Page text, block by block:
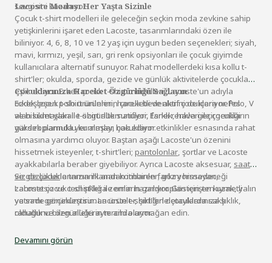
sevgisini kazanıyor.
Lacoste Modası Her Yaşta Sizinle
Çocuk t-shirt modelleri ile geleceğin seçkin moda zevkine sahip
yetişkinlerini işaret eden Lacoste, tasarımlarındaki özen ile
biliniyor. 4, 6, 8, 10 ve 12 yaş için uygun beden seçenekleri; siyah,
mavi, kırmızı, yeşil, sarı, gri renk opsiyonları ile çocuk giyimde
kullanıcılara alternatif sunuyor. Rahat modellerdeki kısa kollu t-
shirt'ler; okulda, sporda, gezide ve günlük aktivitelerde çocuklara
eşlik ediyor. Erkek çocuk t-shirt modelleri, Lacoste'un adıyla
özdeşleşen polo ürünlerinin çocuk bedenlerini de içeriyor. Polo, V
ve bisiklet yakalı t-shirt alternatifleri, farklı renkleri ile çocukların
gardıroplarında yer almayı hak ediyor.
Çocuklarınıza Hareket Özgürlüğü Sağlayın
Erkek çocuk t-shirt ürünleri, hareketli ve aktif çocuklara nefes
alan kumaşları ile özgürlük sunuyor. Esnek, hava geçirgenliği
yüksek pamuklu kumaşlar, çocukların etkinlikler esnasında rahat
olmasına yardımcı oluyor. Baştan aşağı Lacoste'un özenini
hissetmek isteyenler, t-shirt'leri; pantolonlar, şortlar ve Lacoste
ayakkabılarla beraber giyebiliyor. Ayrıca Lacoste aksesuar, saat
ve gözlüklerle tamamlanan kombinler; göz yormayan,
zahmetsiz ve cool şıklığa zemin hazırlıyor. Gösterişten uzak, yalın
ve sade görünüm sunan ürünler, şıklığın detaylarda saklı
olduğunu bilen ailelerin tercihi oluyor.
Siz de çocuklarınızın ilk andan itibaren farkını hissedeceği
Lacoste çocuk t-shirt'ler ile onların gardıropları için en kıymetli
yatırımı gerçekleştirin. Lacoste t-shirt'lerle çocuklarınıza şıklık,
rahatlık ve özgürlüğü aynı anda armağan edin.
Devamını görün